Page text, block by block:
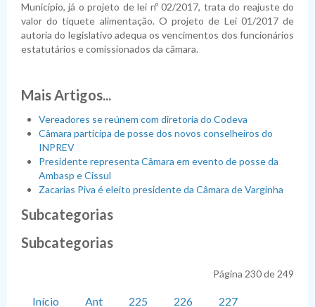
Município, já o projeto de lei nº 02/2017, trata do reajuste do
valor do tíquete alimentação. O projeto de Lei 01/2017 de
autoria do legislativo adequa os vencimentos dos funcionários
estatutários e comissionados da câmara.
Mais Artigos...
Vereadores se reúnem com diretoria do Codeva
Câmara participa de posse dos novos conselheiros do
INPREV
Presidente representa Câmara em evento de posse da
Ambasp e Cissul
Zacarias Piva é eleito presidente da Câmara de Varginha
Subcategorias
Subcategorias
Página 230 de 249
Início Ant 225 226
227